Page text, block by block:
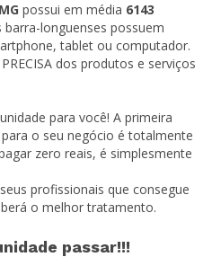
MG possui em média 6143
longuenses possuem
tablet ou computador.
dos produtos e serviços
para você! A primeira
o seu negócio é totalmente
zero reais, é simplesmente
profissionais que consegue
o melhor tratamento.
passar!!!